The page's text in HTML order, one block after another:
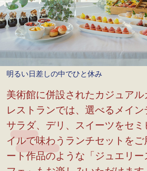
明るい日差しの中でひと休み
美術館に併設されたカジュア
レストランでは、選べるメイン
サラダ、デリ、スイーツをセミ
イルで味わうランチセットを
ート作品のような「ジュエリー